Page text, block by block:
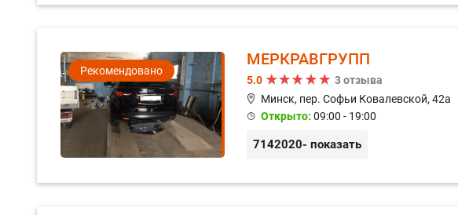
Рекомендовано
МЕРКРАВГРУПП
5.0
3 отзыва
Минск, пер. Софьи Ковалевской, 42а
Открыто: 09:00 - 19:00
7142020- показать